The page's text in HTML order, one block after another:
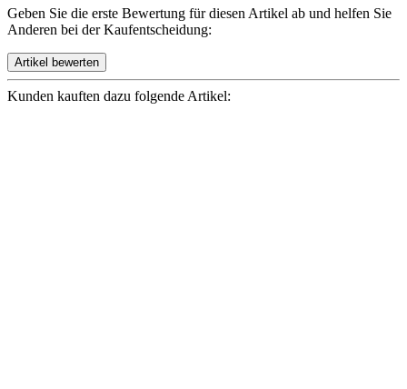
Geben Sie die erste Bewertung für diesen Artikel ab und helfen Sie
Anderen bei der Kaufentscheidung:
Kunden kauften dazu folgende Artikel: